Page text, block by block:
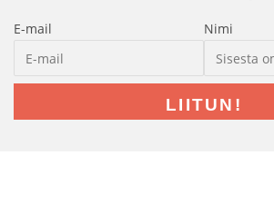
E-mail Nimi
LIITUN!